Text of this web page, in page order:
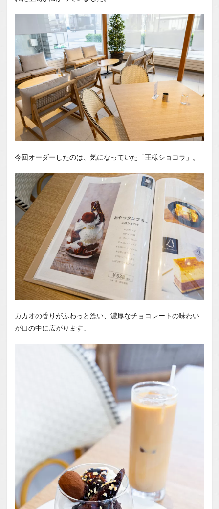
今回オーダーしたのは、気になっていた「王様ショコラ」。
カカオの香りがふわっと漂い、濃厚なチョコレートの味わい
が口の中に広がります。